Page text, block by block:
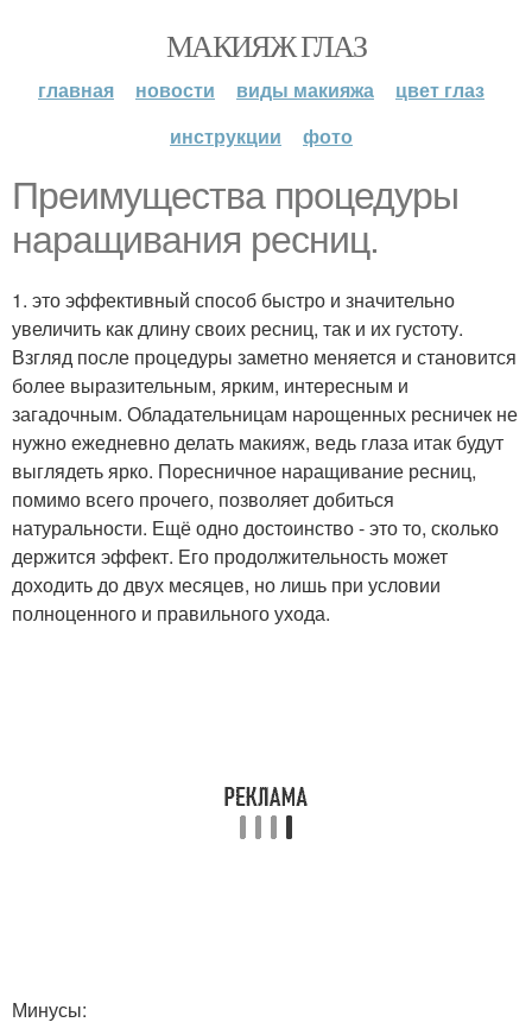
МАКИЯЖ ГЛАЗ
главная новости виды макияжа
цвет глаз
инструкции
фото
Преимущества процедуры
наращивания ресниц.
1. это эффективный способ быстро и значительно
увеличить как длину своих ресниц, так и их густоту.
Взгляд после процедуры заметно меняется и становится
более выразительным, ярким, интересным и
загадочным. Обладательницам нарощенных ресничек не
нужно ежедневно делать макияж, ведь глаза итак будут
выглядеть ярко. Поресничное наращивание ресниц,
помимо всего прочего, позволяет добиться
натуральности. Ещё одно достоинство - это то, сколько
держится эффект. Его продолжительность может
доходить до двух месяцев, но лишь при условии
полноценного и правильного ухода.
Минусы: